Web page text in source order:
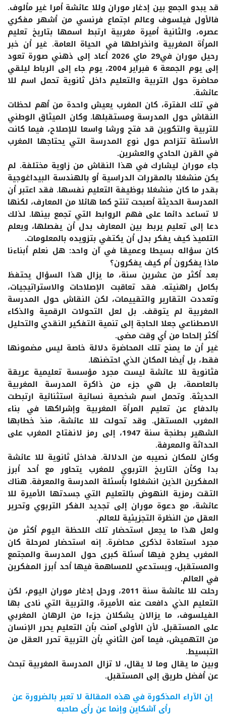
قد يبدو الجمع بين إدغار موران وللا عائشة أمرا غير مألوف.
فالأول فيلسوف وعالم اجتماع فرنسي من أشهر مفكري
عصره، والثانية أميرة مغربية ارتبط اسمها بتاريخ تعليم
المرأة المغربية وانخراطها في الحياة العامة. غير أن خبر
رحيل موران في29 ماي 2026 أعاد إلى ذهني صورة تعود
إلى يوم الجمعة 6 فبراير 2004، يوم جاء إلى الرباط ليلقي
محاضرة حول التربية والتعليم داخل ثانوية تحمل اسم للا
عائشة.
في تلك الفترة، كان المغرب يعيش واحدة من أهم لحظات
النقاش حول المدرسة ومستقبلها. وكان الميثاق الوطني
للتربية والتكوين قد فتح ورشا واسعا للإصلاح، فيما كانت
الأسئلة تتزاحم حول نوع المدرسة التي يحتاجها المغرب
في القرن الحادي والعشرين.
جاء موران ليشارك في هذا النقاش من زاوية مختلفة. لم
يكن منشغلا بالمقررات الدراسية أو بالهندسة البيداغوجية
بقدر ما كان منشغلا بوظيفة التعليم نفسها. فقد اعتبر أن
المدرسة الحديثة أصبحت تنتج كما هائلا من المعارف، لكنها
لا تساعد دائما على فهم الروابط التي تجمع بينها. لذلك
دعا إلى تعليم يربط بين المعارف بدل أن يفصلها، ويعلم
التلميذ كيف يفكر بدل أن يكتفي بتزويده بالمعلومات.
كان سؤاله بسيطا وعميقا في آن واحد: هل نعلم أبناءنا
ماذا يفكرون أم كيف يفكرون؟
بعد أكثر من عشرين سنة، ما يزال هذا السؤال يحتفظ
بكامل راهنيته. فقد تعاقبت الإصلاحات والاستراتيجيات،
وتعددت التقارير والتقييمات، لكن النقاش حول المدرسة
المغربية لم يتوقف. بل لعل التحولات الرقمية والذكاء
الاصطناعي جعلا الحاجة إلى تنمية التفكير النقدي والتحليل
أكثر إلحاحا من أي وقت مضى.
غير أن ما يمنح تلك المحاضرة دلالة خاصة ليس مضمونها
فقط، بل أيضا المكان الذي احتضنها.
فثانوية للا عائشة ليست مجرد مؤسسة تعليمية عريقة
بالعاصمة، بل هي جزء من ذاكرة المدرسة المغربية
الحديثة. وتحمل اسم شخصية نسائية استثنائية ارتبطت
بالدفاع عن تعليم المرأة المغربية وإشراكها في بناء
المغرب المستقل. وقد تحولت للا عائشة، منذ خطابها
الشهير بطنجة سنة 1947، إلى رمز لانفتاح المغرب على
الحداثة والمعرفة.
وكان للمكان نصيبه من الدلالة. فداخل ثانوية للا عائشة
بدا وكأن التاريخ التربوي للمغرب يتحاور مع أحد أبرز
المفكرين الذين انشغلوا بأسئلة المدرسة والمعرفة. هناك
التقت رمزية النهوض بالتعليم التي جسدتها الأميرة للا
عائشة، مع دعوة موران إلى تجديد الفكر التربوي وتحرير
العقل من النظرة التجزيئية للعالم.
ولعل هذا ما يجعل استحضار تلك اللحظة اليوم أكثر من
مجرد استعادة لذكرى محاضرة. إنه استحضار لمرحلة كان
المغرب يطرح فيها أسئلة كبرى حول المدرسة والمجتمع
والمستقبل، ويستدعي للمساهمة فيها أحد أبرز المفكرين
في العالم.
رحلت للا عائشة سنة 2011، ورحل إدغار موران اليوم، لكن
التعليم الذي دافعت عنه الأميرة، والتربية التي نادى بها
الفيلسوف، ما يزالان يشكلان جزءا من الرهان المغربي
على المستقبل. لأن الأولى آمنت بأن التعليم يحرر الإنسان
من التهميش، فيما آمن الثاني بأن التربية تحرر العقل من
التبسيط.
وبين ما يقال وما لا يقال، لا تزال المدرسة المغربية تبحث
عن أفضل طريق إلى المستقبل.
إن الآراء المذكورة في هذه المقالة لا تعبر بالضرورة عن
رأي آشكاين وإنما عن رأي صاحبه